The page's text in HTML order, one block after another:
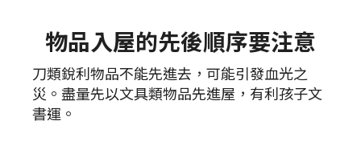
物品入屋的先後順序要注意
刀類銳利物品不能先進去，可能引發血光之
災。盡量先以文具類物品先進屋，有利孩子文
書運。